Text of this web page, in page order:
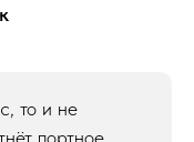
то и не
портное